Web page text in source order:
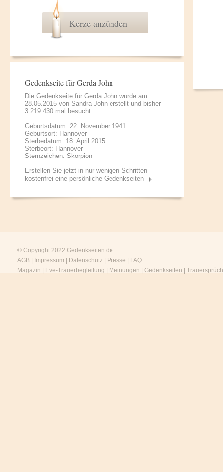
Kerze anzünden
Gedenkseite für Gerda John
Die Gedenkseite für Gerda John wurde am
28.05.2015 von Sandra John erstellt und bisher
3.219.430 mal besucht.
Geburtsdatum: 22. November 1941
Geburtsort: Hannover
Sterbedatum: 18. April 2015
Sterbeort: Hannover
Sternzeichen: Skorpion
Erstellen Sie jetzt in nur wenigen Schritten
kostenfrei eine persönliche Gedenkseiten
© Copyright 2022 Gedenkseiten.de
AGB
Impressum Datenschutz Presse
FAQ
Magazin
Eve-Trauerbegleitung Meinungen Gedenkseiten